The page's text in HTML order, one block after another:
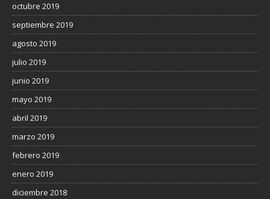
octubre 2019
septiembre 2019
agosto 2019
julio 2019
junio 2019
mayo 2019
abril 2019
marzo 2019
febrero 2019
enero 2019
diciembre 2018